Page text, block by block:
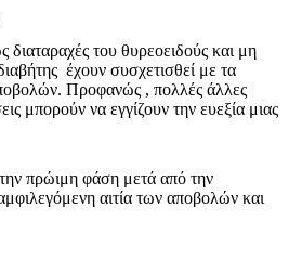
διαταραχές του θυρεοειδούς και μη
έχουν συσχετισθεί με τα
Προφανώς , πολλές άλλες
μπορούν να εγγίζουν την ευεξία μιας
πρώιμη φάση μετά από την
αιτία των αποβολών και